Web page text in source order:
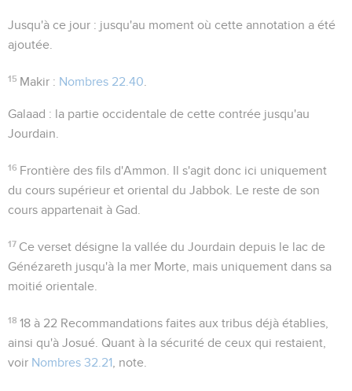
Jusqu'à ce jour : jusqu'au moment où cette annotation a été
ajoutée.
15 Makir : Nombres 22.40
Galaad : la partie occidentale de cette contrée jusqu'au
Jourdain.
16 Frontière des fils d'Ammon . Il s'agit donc ici uniquement
du cours supérieur et oriental du Jabbok. Le reste de son
cours appartenait à Gad.
17 Ce verset désigne la vallée du Jourdain depuis le lac de
Génézareth jusqu'à la mer Morte, mais uniquement dans sa
moitié orientale.
18 18 à 22 Recommandations faites aux tribus déjà établies,
ainsi qu'à Josué. Quant à la sécurité de ceux qui restaient,
voir Nombres 32.21 , note.